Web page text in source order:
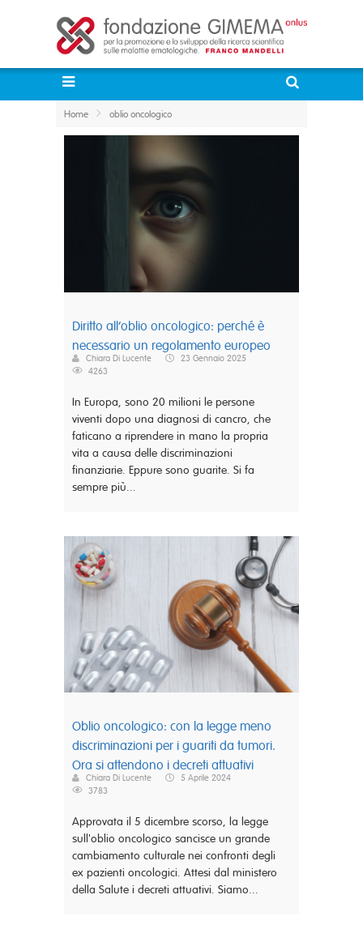
Home oblio oncologico
Diritto all’oblio oncologico: perché è
necessario un regolamento europeo
Chiara Di Lucente
23 Gennaio 2025
4263
In Europa, sono 20 milioni le persone
viventi dopo una diagnosi di cancro, che
faticano a riprendere in mano la propria
vita a causa delle discriminazioni
finanziarie. Eppure sono guarite. Si fa
sempre più...
Oblio oncologico: con la legge meno
discriminazioni per i guariti da tumori.
Ora si attendono i decreti attuativi
Chiara Di Lucente
5 Aprile 2024
3783
Approvata il 5 dicembre scorso, la legge
sull'oblio oncologico sancisce un grande
cambiamento culturale nei confronti degli
ex pazienti oncologici. Attesi dal ministero
della Salute i decreti attuativi. Siamo...